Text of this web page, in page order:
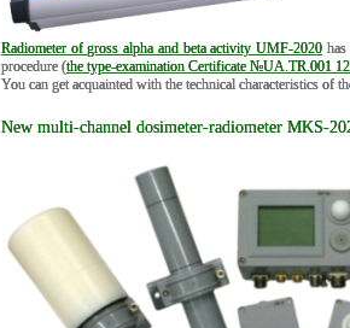
Radiometer of gross alpha and beta activity UMF-2020has
procedure (the type-examination Certificate №UA.TR.001
You can get acquainted with the technical characteristics of
New multi-channel dosimeter-radiometer MKS-